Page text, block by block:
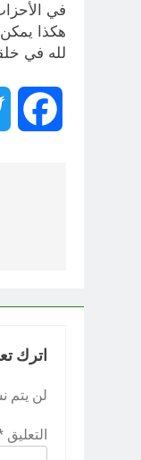
في
لله في
اترك
لن يتم
التعليق